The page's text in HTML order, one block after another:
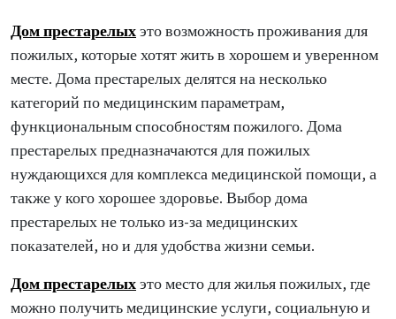
Дом престарелыхэто возможность проживания для
пожилых, которые хотят жить в хорошем и уверенном
месте. Дома престарелых делятся на несколько
категорий по медицинским параметрам,
функциональным способностям пожилого. Дома
престарелых предназначаются для пожилых
нуждающихся для комплекса медицинской помощи, а
также у кого хорошее здоровье. Выбор дома
престарелых не только из-за медицинских
показателей, но и для удобства жизни семьи.
Дом престарелыхэто место для жилья пожилых, где
можно получить медицинские услуги, социальную и